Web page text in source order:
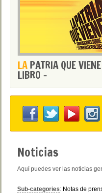
LA PATRIA QUE
LIBRO -
Noticias
Aquí puedes ver las noticias
Sub-categories: Notas de